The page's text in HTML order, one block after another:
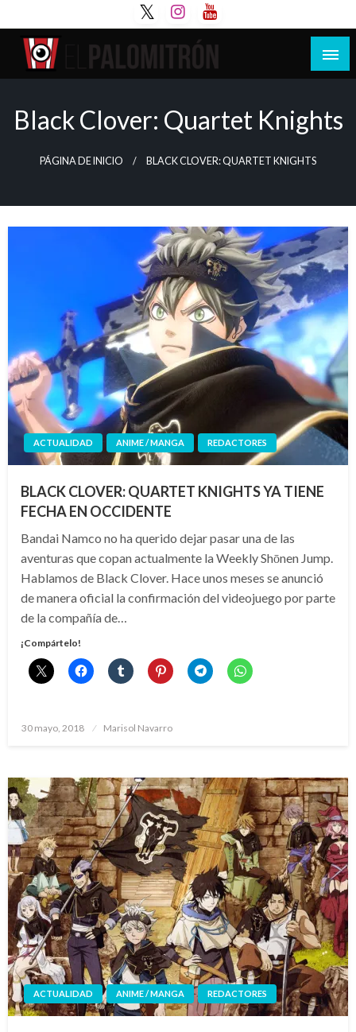
al
contenido
Tu espacio de la industria de cine española y
Black Clover: Quartet Knights
PÁGINA DE INICIO BLACK CLOVER: QUARTET KNIGHTS
ACTUALIDAD ANIME / MANGA REDACTORES
BLACK CLOVER: QUARTET KNIGHTS YA TIENE
FECHA EN OCCIDENTE
Bandai Namco no ha querido dejar pasar una de las
aventuras que copan actualmente la Weekly Shōnen Jump.
Hablamos de Black Clover. Hace unos meses se anunció
de manera oficial la confirmación del videojuego por parte
de la compañía de…
¡Compártelo!
Publicado
30 mayo, 2018 Marisol Navarro
ACTUALIDAD ANIME / MANGA REDACTORES